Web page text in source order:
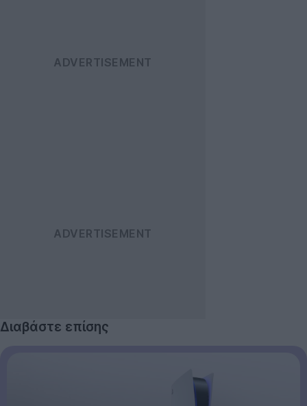
Διαβάστε επίσης